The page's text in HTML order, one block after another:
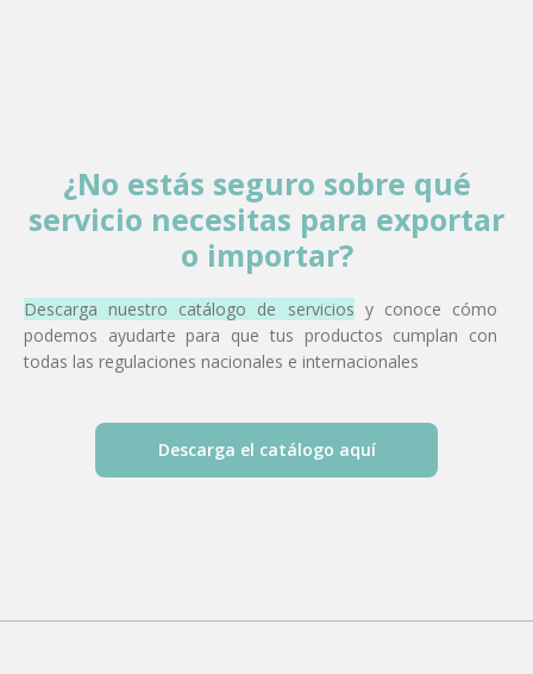
¿No estás seguro sobre qué
servicio necesitas para exportar
o importar?
Descarga nuestro catálogo de servicios y conoce cómo
podemos ayudarte para que tus productos cumplan con
todas las regulaciones nacionales e internacionales
Descarga el catálogo aquí